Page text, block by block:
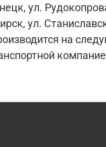
ул.
ул.
на